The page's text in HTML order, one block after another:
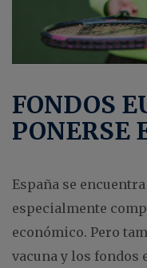
FONDOS
PONERSE
España se
especialmente
económico. Pero
vacuna y los